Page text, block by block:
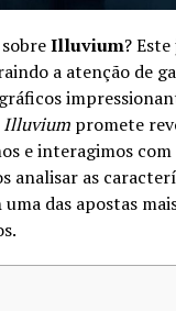
Atlas é complexa e
tipos de ativos
naves,
Aqui estão alguns
Atlas utiliza dois
ATLAS é utilizado
POLIS
jogadores podem
onde vendem e
os preços com base
Illuvium?
a atenção de
Illuviumpromete
e interagimos
analisar as
uma das apostas